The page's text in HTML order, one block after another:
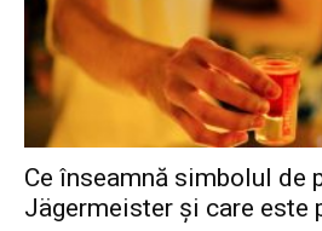
Ce înseamnă simbolul de
Jägermeister și care este